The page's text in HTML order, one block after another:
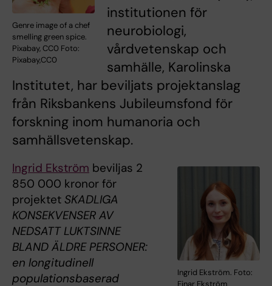
Genre image of a chef
smelling green spice.
Pixabay, CC0 Foto:
Pixabay,CC0
institutionen för
neurobiologi,
vårdvetenskap och
samhälle, Karolinska
Institutet, har beviljats projektanslag
från Riksbankens Jubileumsfond för
forskning inom humanoria och
samhällsvetenskap.
Ingrid Ekström. Foto:
Ingrid Ekström beviljas 2
850 000 kronor för
projektet SKADLIGA
KONSEKVENSER AV
NEDSATT LUKTSINNE
BLAND ÄLDRE PERSONER:
en longitudinell
populationsbaserad